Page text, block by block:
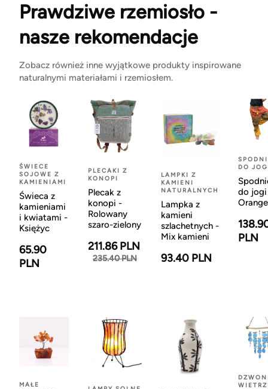
Prawdziwe rzemiosło -
nasze rekomendacje
Zobacz również inne wyjątkowe produkty inspirowane
naturalnymi materiałami i rzemiosłem.
ŚWIECE
SOJOWE Z
KAMIENIAMI
Świeca z
kamieniami
i kwiatami -
Księżyc
65.90
PLN
PLECAKI Z
KONOPI
Plecak z
konopi -
Rolowany
szaro-zielony
211.86 PLN
235.40 PLN
LAMPKI Z
KAMIENI
NATURALNYCH
Lampka z
kamieni
szlachetnych -
Mix kamieni
93.40 PLN
DO
do
Orange
PLN
MAŁE